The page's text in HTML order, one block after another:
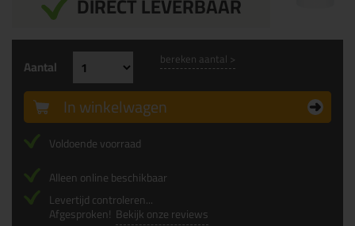
Aantal bereken aantal >
In winkelwagen
Voldoende voorraad
Alleen online beschikbaar
Levertijd controleren...
Afgesproken! Bekijk onze reviews